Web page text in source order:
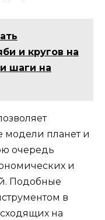
и кругов на
шаги на
модели планет и
очередь
и
Подобные
в
на